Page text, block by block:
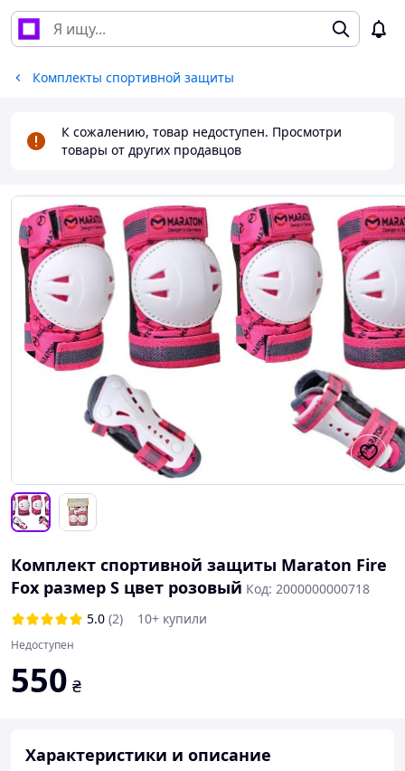
Комплекты спортивной защиты
К сожалению, товар недоступен. Просмотри
товары от других продавцов
Комплект спортивной защиты Maraton Fire
Fox размер S цвет розовый Код: 2000000000718
5.0 (2) 10+ купили
Недоступен
550 ₴
Характеристики и описание